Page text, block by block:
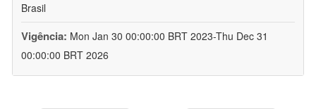
Brasil
Vigência: Mon Jan 30 00:00:00 BRT 2023-Thu Dec 31
00:00:00 BRT 2026